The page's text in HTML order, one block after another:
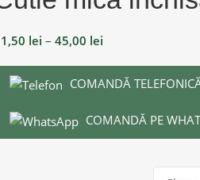
lei – 45,00 lei
COMANDĂ
COMANDĂ PE